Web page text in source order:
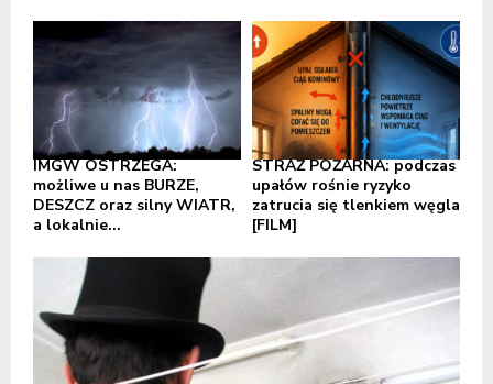
IMGW OSTRZEGA:
możliwe u nas BURZE,
DESZCZ oraz silny WIATR,
a lokalnie...
STRAŻ POŻARNA: podczas
upałów rośnie ryzyko
zatrucia się tlenkiem węgla
[FILM]